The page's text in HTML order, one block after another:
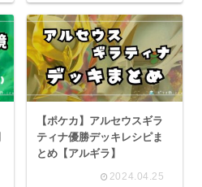
【ポケカ】アルセウスギラ
ティナ優勝デッキレシピま
とめ【アルギラ】
2024.04.25